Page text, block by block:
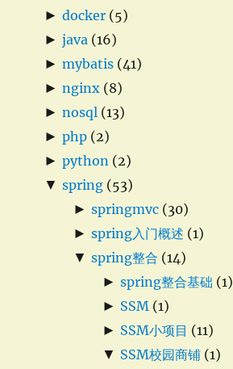
► docker (5)
► java (16)
► mybatis (41)
► nginx (8)
► nosql (13)
► php (2)
► python (2)
▼ spring (53)
► springmvc (30)
► spring入门概述 (1)
▼ spring整合 (14)
► spring整合基础 (1)
► SSM (1)
► SSM小项目 (11)
▼ SSM校园商铺 (1)